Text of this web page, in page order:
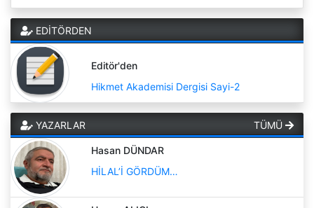
EDİTÖRDEN
Editör'den
Hikmet Akademisi Dergisi Sayi-2
YAZARLAR TÜMÜ
Hasan DÜNDAR
HİLAL’İ GÖRDÜM…